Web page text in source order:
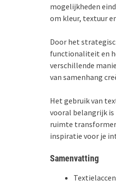
mogelijkheden
om kleur, textuur
Door het
functionaliteit en
verschillende
van samenhang
Het gebruik van
vooral belangrijk
ruimte
inspiratie voor je
Samenvatting